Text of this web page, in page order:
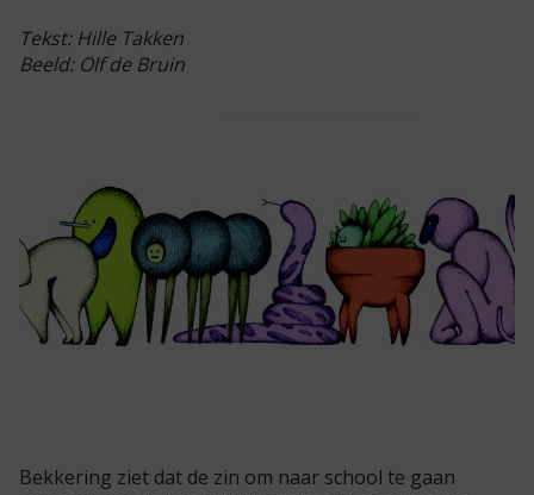
Tekst: Hille Takken
Beeld: Olf de Bruin
Bekkering ziet dat de zin om naar school te gaan